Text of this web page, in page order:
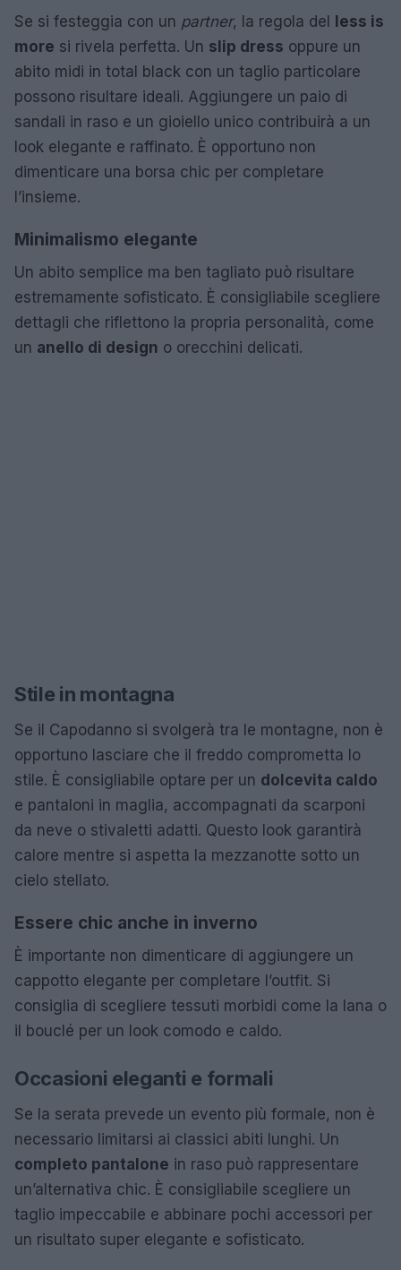
Se si festeggia con un partner, la regola del less is
more si rivela perfetta. Un slip dress oppure un
abito midi in total black con un taglio particolare
possono risultare ideali. Aggiungere un paio di
sandali in raso e un gioiello unico contribuirà a un
look elegante e raffinato. È opportuno non
dimenticare una borsa chic per completare
l’insieme.
Minimalismo elegante
Un abito semplice ma ben tagliato può risultare
estremamente sofisticato. È consigliabile scegliere
dettagli che riflettono la propria personalità, come
un anello di design o orecchini delicati.
Stile in montagna
Se il Capodanno si svolgerà tra le montagne, non è
opportuno lasciare che il freddo comprometta lo
stile. È consigliabile optare per un dolcevita caldo
e pantaloni in maglia, accompagnati da scarponi
da neve o stivaletti adatti. Questo look garantirà
calore mentre si aspetta la mezzanotte sotto un
cielo stellato.
Essere chic anche in inverno
È importante non dimenticare di aggiungere un
cappotto elegante per completare l’outfit. Si
consiglia di scegliere tessuti morbidi come la lana o
il bouclé per un look comodo e caldo.
Occasioni eleganti e formali
Se la serata prevede un evento più formale, non è
necessario limitarsi ai classici abiti lunghi. Un
completo pantalone in raso può rappresentare
un’alternativa chic. È consigliabile scegliere un
taglio impeccabile e abbinare pochi accessori per
un risultato super elegante e sofisticato.